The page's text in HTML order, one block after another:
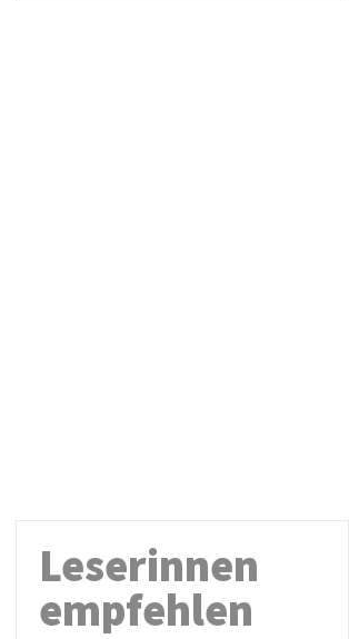
Leserinnen
empfehlen